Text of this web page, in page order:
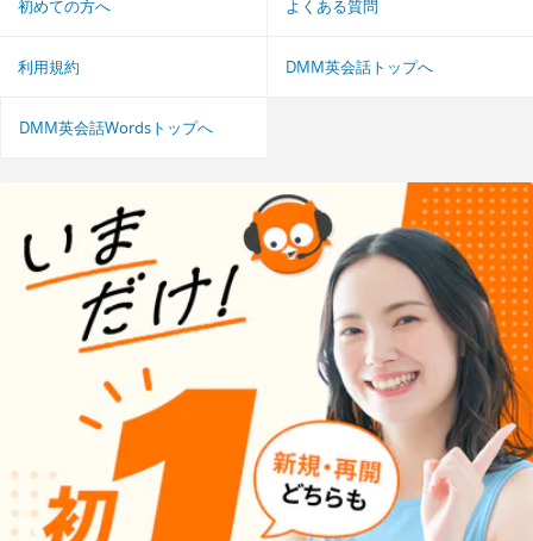
初めての方へ よくある質問
利用規約 DMM英会話トップへ
DMM英会話Wordsトップへ